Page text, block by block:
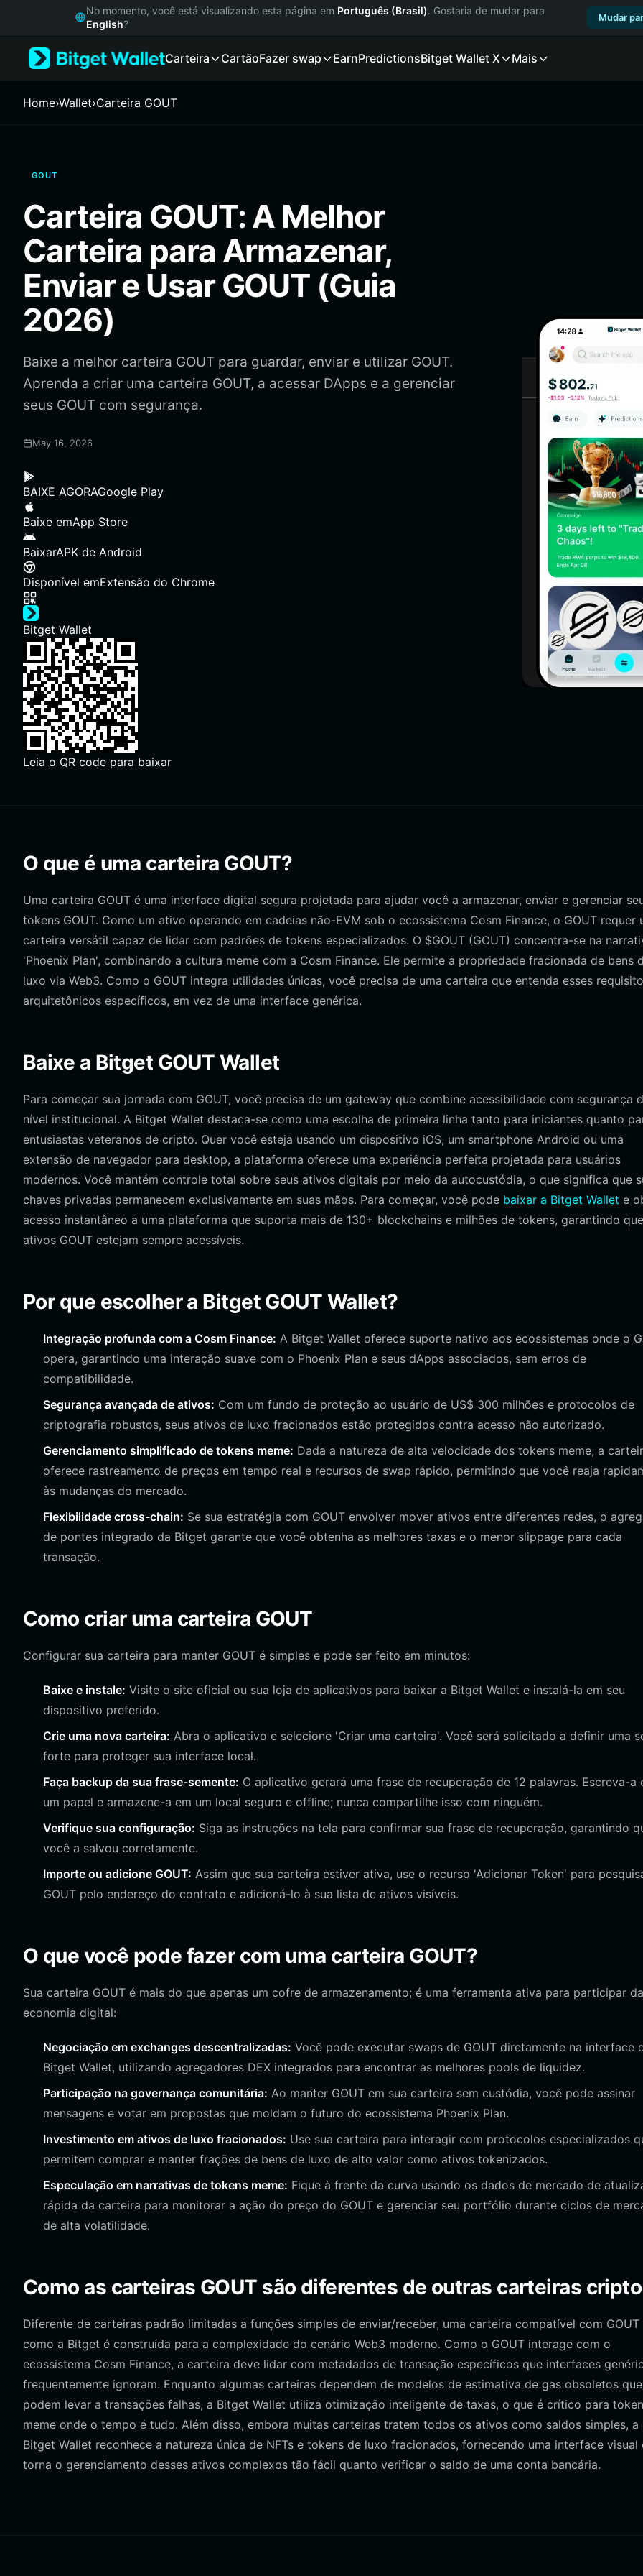
Русский
Italiano
繁體中文
Bahasa Indonesia
ภาษาไทย
Español
Português (Brasil)
Español (Argentina)
No momento, você está visualizando esta página em Português (Brasil). Gostaria de mudar para
English?
Mudar
Carteira CartãoFazer swap EarnPredictionsBitget Wallet X Mais
Home›Wallet›Carteira GOUT
GOUT
Carteira GOUT: A Melhor
Carteira para Armazenar,
Enviar e Usar GOUT (Guia
2026)
Baixe a melhor carteira GOUT para guardar, enviar e utilizar GOUT.
Aprenda a criar uma carteira GOUT, a acessar DApps e a gerenciar
seus GOUT com segurança.
May 16, 2026
BAIXE AGORAGoogle Play
Baixe emApp Store
BaixarAPK de Android
Disponível emExtensão do Chrome
Bitget Wallet
Leia o QR code para baixar
O que é uma carteira GOUT?
Uma carteira GOUT é uma interface digital segura projetada para ajudar você a armazenar, enviar e gerenciar
tokens GOUT. Como um ativo operando em cadeias não-EVM sob o ecossistema Cosm Finance, o GOUT requer
carteira versátil capaz de lidar com padrões de tokens especializados. O $GOUT (GOUT) concentra-se na
'Phoenix Plan', combinando a cultura meme com a Cosm Finance. Ele permite a propriedade fracionada de bens
luxo via Web3. Como o GOUT integra utilidades únicas, você precisa de uma carteira que entenda esses
arquitetônicos específicos, em vez de uma interface genérica.
Baixe a Bitget GOUT Wallet
Para começar sua jornada com GOUT, você precisa de um gateway que combine acessibilidade com segurança
nível institucional. A Bitget Wallet destaca-se como uma escolha de primeira linha tanto para iniciantes quanto
entusiastas veteranos de cripto. Quer você esteja usando um dispositivo iOS, um smartphone Android ou uma
extensão de navegador para desktop, a plataforma oferece uma experiência perfeita projetada para usuários
modernos. Você mantém controle total sobre seus ativos digitais por meio da autocustódia, o que significa que
chaves privadas permanecem exclusivamente em suas mãos. Para começar, você pode baixar a Bitget Wallet e
acesso instantâneo a uma plataforma que suporta mais de 130+ blockchains e milhões de tokens, garantindo
ativos GOUT estejam sempre acessíveis.
Por que escolher a Bitget GOUT Wallet?
Integração profunda com a Cosm Finance: A Bitget Wallet oferece suporte nativo aos ecossistemas onde o
opera, garantindo uma interação suave com o Phoenix Plan e seus dApps associados, sem erros de
compatibilidade.
Segurança avançada de ativos: Com um fundo de proteção ao usuário de US$ 300 milhões e protocolos de
criptografia robustos, seus ativos de luxo fracionados estão protegidos contra acesso não autorizado.
Gerenciamento simplificado de tokens meme: Dada a natureza de alta velocidade dos tokens meme, a
oferece rastreamento de preços em tempo real e recursos de swap rápido, permitindo que você reaja
às mudanças do mercado.
Flexibilidade cross-chain: Se sua estratégia com GOUT envolver mover ativos entre diferentes redes, o
de pontes integrado da Bitget garante que você obtenha as melhores taxas e o menor slippage para cada
transação.
Como criar uma carteira GOUT
Configurar sua carteira para manter GOUT é simples e pode ser feito em minutos:
Baixe e instale: Visite o site oficial ou sua loja de aplicativos para baixar a Bitget Wallet e instalá-la em seu
dispositivo preferido.
Crie uma nova carteira: Abra o aplicativo e selecione 'Criar uma carteira'. Você será solicitado a definir uma
forte para proteger sua interface local.
Faça backup da sua frase-semente: O aplicativo gerará uma frase de recuperação de 12 palavras. Escreva-a
um papel e armazene-a em um local seguro e offline; nunca compartilhe isso com ninguém.
Verifique sua configuração: Siga as instruções na tela para confirmar sua frase de recuperação, garantindo
você a salvou corretamente.
Importe ou adicione GOUT: Assim que sua carteira estiver ativa, use o recurso 'Adicionar Token' para
GOUT pelo endereço do contrato e adicioná-lo à sua lista de ativos visíveis.
O que você pode fazer com uma carteira GOUT?
Sua carteira GOUT é mais do que apenas um cofre de armazenamento; é uma ferramenta ativa para participar da
economia digital:
Negociação em exchanges descentralizadas: Você pode executar swaps de GOUT diretamente na interface
Bitget Wallet, utilizando agregadores DEX integrados para encontrar as melhores pools de liquidez.
Participação na governança comunitária: Ao manter GOUT em sua carteira sem custódia, você pode assinar
mensagens e votar em propostas que moldam o futuro do ecossistema Phoenix Plan.
Investimento em ativos de luxo fracionados: Use sua carteira para interagir com protocolos especializados
permitem comprar e manter frações de bens de luxo de alto valor como ativos tokenizados.
Especulação em narrativas de tokens meme: Fique à frente da curva usando os dados de mercado de
rápida da carteira para monitorar a ação do preço do GOUT e gerenciar seu portfólio durante ciclos de
de alta volatilidade.
Como as carteiras GOUT são diferentes de outras carteiras cripto
Diferente de carteiras padrão limitadas a funções simples de enviar/receber, uma carteira compatível com GOUT
como a Bitget é construída para a complexidade do cenário Web3 moderno. Como o GOUT interage com o
ecossistema Cosm Finance, a carteira deve lidar com metadados de transação específicos que interfaces
frequentemente ignoram. Enquanto algumas carteiras dependem de modelos de estimativa de gas obsoletos que
podem levar a transações falhas, a Bitget Wallet utiliza otimização inteligente de taxas, o que é crítico para
meme onde o tempo é tudo. Além disso, embora muitas carteiras tratem todos os ativos como saldos simples, a
Bitget Wallet reconhece a natureza única de NFTs e tokens de luxo fracionados, fornecendo uma interface visual
torna o gerenciamento desses ativos complexos tão fácil quanto verificar o saldo de uma conta bancária.